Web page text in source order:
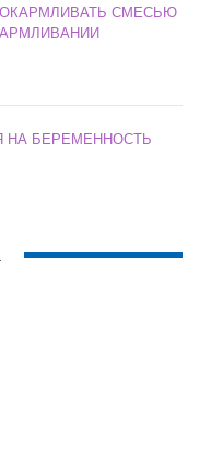
СМЕСЬЮ
НА БЕРЕМЕННОСТЬ